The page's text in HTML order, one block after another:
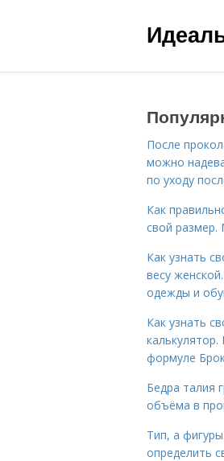
После
можно
по уходу
Как
свой размер.
Как узнать
весу
одежды и
Как узнать
калькулятор.
формуле
Бедра талия
объёма в
Тип, а
определить